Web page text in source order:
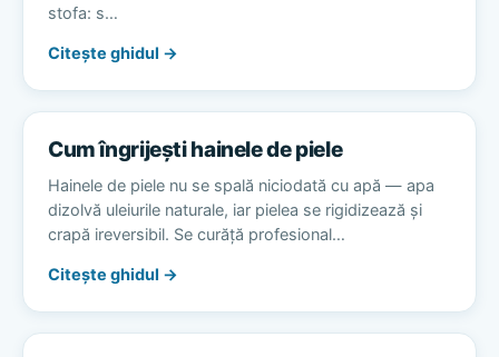
stofa: s…
Citește ghidul →
Cum îngrijești hainele de piele
Hainele de piele nu se spală niciodată cu apă — apa
dizolvă uleiurile naturale, iar pielea se rigidizează și
crapă ireversibil. Se curăță profesional…
Citește ghidul →